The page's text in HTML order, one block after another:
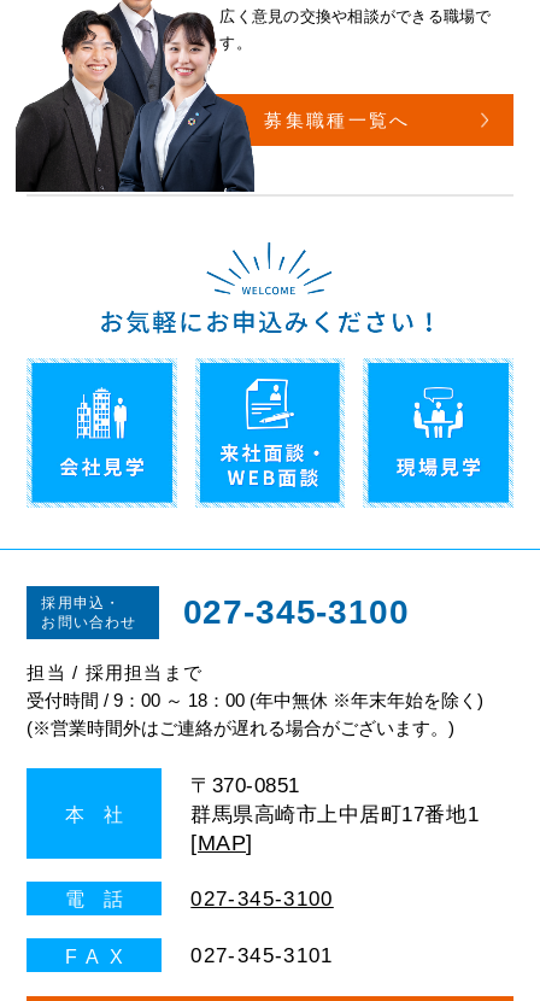
広く意見の交換や相談ができる職場で
す。
募集職種一覧へ
採用申込・
お問い合わせ
027-345-3100
担当 / 採用担当まで
受付時間 / 9：00 ～ 18：00 (年中無休 ※年末年始を除く)
(※営業時間外はご連絡が遅れる場合がございます。)
本社
〒370-0851
群馬県高崎市上中居町17番地1
[MAP]
電話 027-345-3100
FA X 027-345-3101